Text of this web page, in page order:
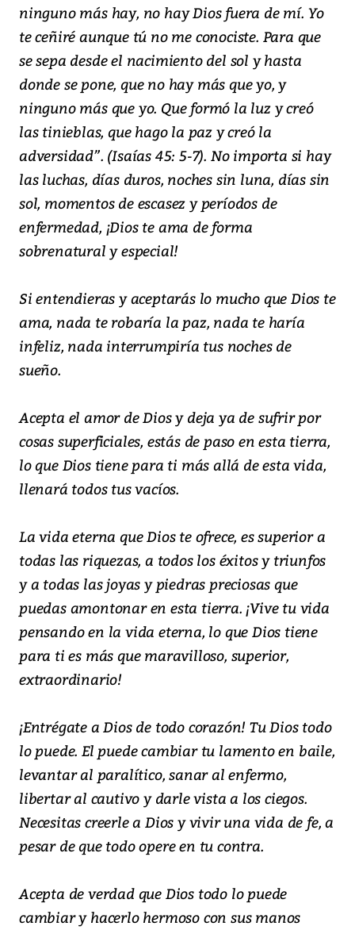
ninguno más hay, no hay Dios fuera de mí. Yo
te ceñiré aunque tú no me conociste. Para que
se sepa desde el nacimiento del sol y hasta
donde se pone, que no hay más que yo, y
ninguno más que yo. Que formó la luz y creó
las tinieblas, que hago la paz y creó la
adversidad”. (Isaías 45: 5-7). No importa si hay
las luchas, días duros, noches sin luna, días sin
sol, momentos de escasez y períodos de
enfermedad, ¡Dios te ama de forma
sobrenatural y especial!
Si entendieras y aceptarás lo mucho que Dios te
ama, nada te robaría la paz, nada te haría
infeliz, nada interrumpiría tus noches de
sueño.
Acepta el amor de Dios y deja ya de sufrir por
cosas superficiales, estás de paso en esta tierra,
lo que Dios tiene para ti más allá de esta vida,
llenará todos tus vacíos.
La vida eterna que Dios te ofrece, es superior a
todas las riquezas, a todos los éxitos y triunfos
y a todas las joyas y piedras preciosas que
puedas amontonar en esta tierra. ¡Vive tu vida
pensando en la vida eterna, lo que Dios tiene
para ti es más que maravilloso, superior,
extraordinario!
¡Entrégate a Dios de todo corazón! Tu Dios todo
lo puede. El puede cambiar tu lamento en baile,
levantar al paralítico, sanar al enfermo,
libertar al cautivo y darle vista a los ciegos.
Necesitas creerle a Dios y vivir una vida de fe, a
pesar de que todo opere en tu contra.
Acepta de verdad que Dios todo lo puede
cambiar y hacerlo hermoso con sus manos